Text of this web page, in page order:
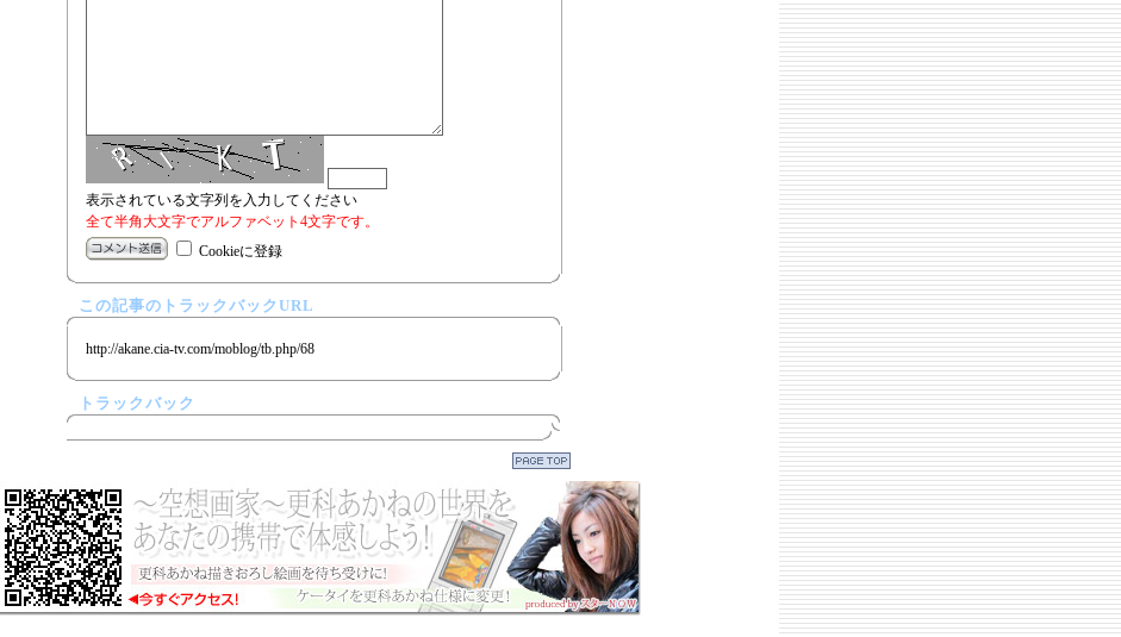
表示されている文字列を入力してください
全て半角大文字でアルファベット4文字です。
Cookieに登録
この記事のトラックバックURL
http://akane.cia-tv.com/moblog/tb.php/68
トラックバック